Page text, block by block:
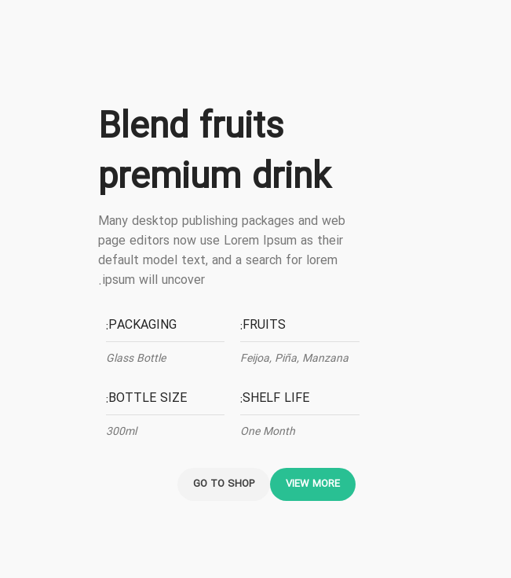
Blend fruits
premium drink
Many desktop publishing packages and web
page editors now use Lorem Ipsum as their
default model text, and a search for lorem
ipsum will uncover.
FRUITS:
Feijoa, Piña, Manzana
PACKAGING:
Glass Bottle
SHELF LIFE:
One Month
BOTTLE SIZE:
300ml
VIEW MORE
GO TO SHOP